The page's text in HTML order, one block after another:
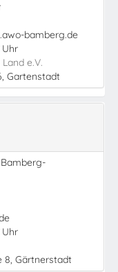
bamberg.de
Uhr
e.V.
Gartenstadt
Bamberg-
Uhr
8, Gärtnerstadt